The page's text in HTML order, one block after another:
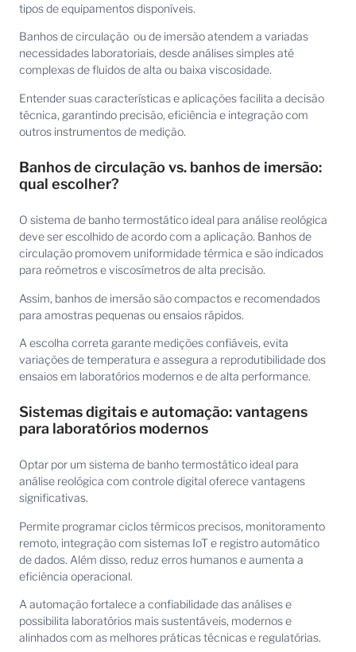
tipos de equipamentos disponíveis.
Banhos de circulação ou de imersão atendem a variadas
necessidades laboratoriais, desde análises simples até
complexas de fluidos de alta ou baixa viscosidade.
Entender suas características e aplicações facilita a decisão
técnica, garantindo precisão, eficiência e integração com
outros instrumentos de medição.
Banhos de circulação vs. banhos de imersão:
qual escolher?
O sistema de banho termostático ideal para análise reológica
deve ser escolhido de acordo com a aplicação. Banhos de
circulação promovem uniformidade térmica e são indicados
para reômetros e viscosímetros de alta precisão.
Assim, banhos de imersão são compactos e recomendados
para amostras pequenas ou ensaios rápidos.
A escolha correta garante medições confiáveis, evita
variações de temperatura e assegura a reprodutibilidade dos
ensaios em laboratórios modernos e de alta performance.
Sistemas digitais e automação: vantagens
para laboratórios modernos
Optar por um sistema de banho termostático ideal para
análise reológica com controle digital oferece vantagens
significativas.
Permite programar ciclos térmicos precisos, monitoramento
remoto, integração com sistemas IoT e registro automático
de dados. Além disso, reduz erros humanos e aumenta a
eficiência operacional.
A automação fortalece a confiabilidade das análises e
possibilita laboratórios mais sustentáveis, modernos e
alinhados com as melhores práticas técnicas e regulatórias.